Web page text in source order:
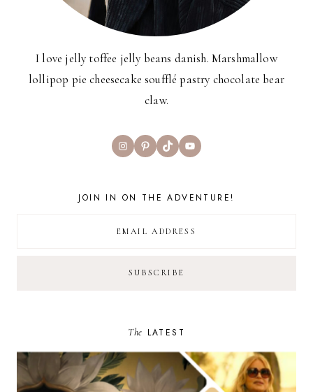
I love jelly toffee jelly beans danish. Marshmallow
lollipop pie cheesecake soufflé pastry chocolate bear
claw.
InstagramPinterest
TikTokYouTube
JOIN IN ON THE ADVENTURE!
The LATEST